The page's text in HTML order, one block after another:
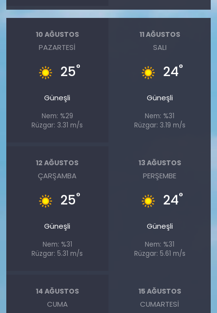
10 AĞUSTOS
PAZARTESI
25°
Güneşli
Nem: %29
Rüzgar: 3.31 m/s
11 AĞUSTOS
SALI
24°
Güneşli
Nem: %31
Rüzgar: 3.19 m/s
12 AĞUSTOS
ÇARŞAMBA
25°
Güneşli
Nem: %31
Rüzgar: 5.31 m/s
13 AĞUSTOS
PERŞEMBE
24°
Güneşli
Nem: %31
Rüzgar: 5.61 m/s
14 AĞUSTOS
CUMA
15 AĞUSTOS
CUMARTESI